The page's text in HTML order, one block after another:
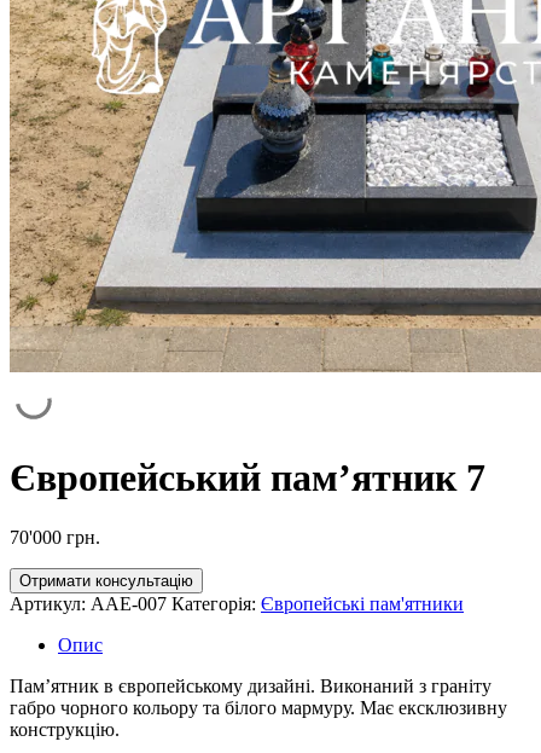
Європейський пам’ятник 7
70'000 грн.
Отримати консультацію
Артикул: AAE-007 Категорія: Європейські пам'ятники
Опис
Пам’ятник в європейському дизайні. Виконаний з граніту
габро чорного кольору та білого мармуру. Має ексклюзивну
конструкцію.